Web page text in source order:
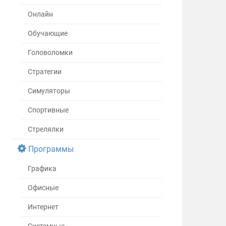
Онлайн
Обучающие
Головоломки
Стратегии
Симуляторы
Спортивные
Стрелялки
Программы
Графика
Офисные
Интернет